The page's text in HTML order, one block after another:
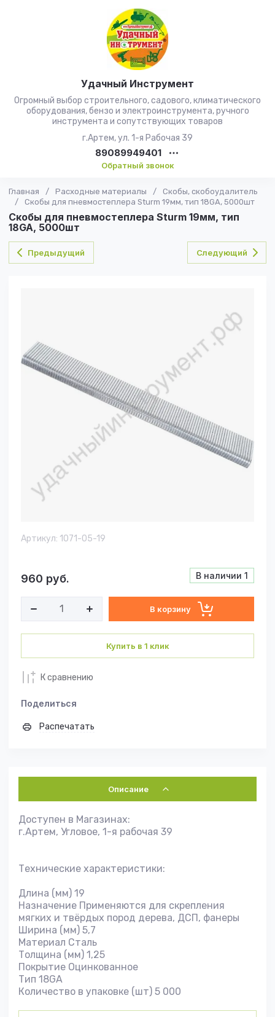
Удачный Инструмент
Огромный выбор строительного, садового, климатического
оборудования, бензо и электроинструмента, ручного
инструмента и сопутствующих товаров
г.Артем, ул. 1-я Рабочая 39
89089949401
Обратный звонок
Главная / Расходные материалы /
Скобы, скобоудалитель
/
Скобы для пневмостеплера Sturm 19мм, тип 18GA, 5000шт
Скобы для пневмостеплера Sturm 19мм, тип
18GA, 5000шт
Предыдущий Следующий
Артикул: 1071-05-19
В наличии 1
960 руб.
В корзину
Купить в 1 клик
К сравнению
Поделиться
Распечатать
Описание
Доступен в Магазинах:
г.Артем, Угловое, 1-я рабочая 39
Технические характеристики:
Длина (мм) 19
Назначение Применяются для скрепления
мягких и твёрдых пород дерева, ДСП, фанеры
Ширина (мм) 5,7
Материал Сталь
Толщина (мм) 1,25
Покрытие Оцинкованное
Тип 18GA
Количество в упаковке (шт) 5 000